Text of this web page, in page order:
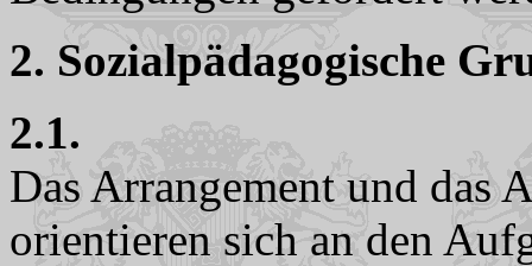
2. Sozialpädagogische
2.1.
Das Arrangement und das
orientieren sich an den